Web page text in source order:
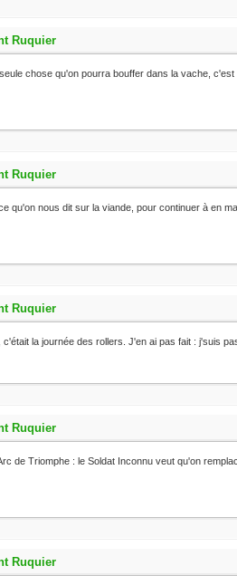
Ruquier
chose qu'on pourra bouffer dans la vache,
Ruquier
qu'on nous dit sur la viande, pour continuer à en
Ruquier
c'était la journée des rollers. J'en ai pas fait : j'suis
Ruquier
de Triomphe : le Soldat Inconnu veut qu'on
Ruquier